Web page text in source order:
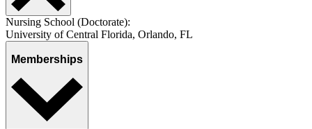
Nursing School (Doctorate):
University of Central Florida, Orlando, FL
Memberships